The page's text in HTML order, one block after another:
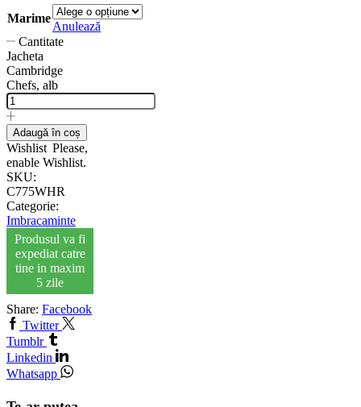
Marime
Anulează
Cantitate
Jacheta
Cambridge
Chefs, alb
Adaugă în coș
Wishlist Please,
enable Wishlist.
SKU:
C775WHR
Categorie:
Imbracaminte
Produsul va fi
expediat catre
tine in maxim
5 zile
Share: Facebook
Twitter
Tumblr
Linkedin
Whatsapp